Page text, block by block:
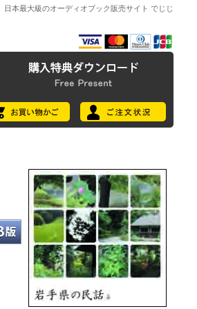
日本最大級のオーディオブック販売サイト でじじ